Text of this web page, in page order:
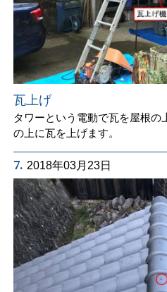
瓦上げ
タワーという電動で瓦を屋根の
の上に瓦を上げます。
7. 2018年03月23日